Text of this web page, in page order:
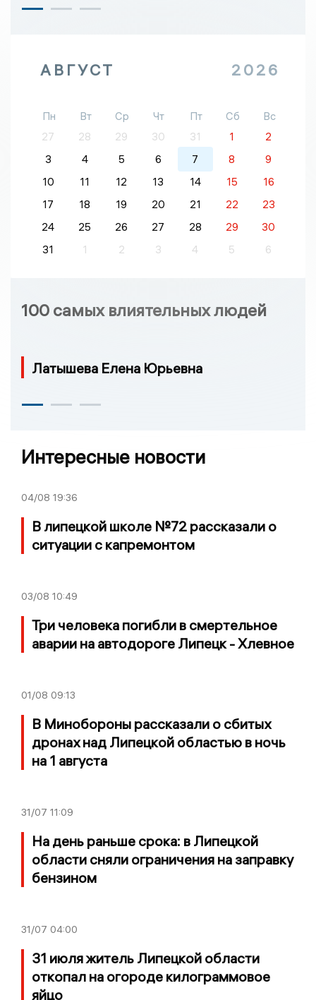
АВГУСТ 2026
Пн Вт Ср Чт Пт Сб
Вс
27
28 29 30 31 1
2
3
4 5 6 7 8
9
10
11 12 13 14 15
16
17
18 19 20 21 22
23
24
25 26 27 28 29
30
31
1 2 3 4 5 6
100 самых влиятельных людей
Латышева Елена Юрьевна
Интересные новости
04/08 19:36
В липецкой школе №72 рассказали о
ситуации с капремонтом
03/08 10:49
Три человека погибли в смертельное
аварии на автодороге Липецк - Хлевное
01/08 09:13
В Минобороны рассказали о сбитых
дронах над Липецкой областью в ночь
на 1 августа
31/07 11:09
На день раньше срока: в Липецкой
области сняли ограничения на заправку
бензином
31/07 04:00
31 июля житель Липецкой области
откопал на огороде килограммовое
яйцо